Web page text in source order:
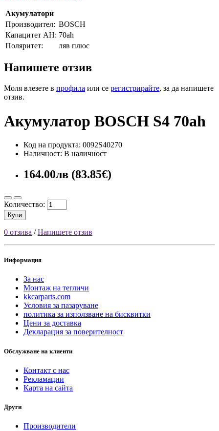
Акумулатори
Производител: BOSCH
Капацитет AH: 70ah
Поляритет:
ляв плюс
Напишете отзив
Моля влезете в профила или се регистрирайте, за да напишете
отзив.
Акумулатор BOSCH S4 70ah
Код на продукта: 0092S40270
Наличност: В наличност
164.00лв (83.85€)
Количество:
Купи
0 отзива /Напишете отзив
Информация
За нас
Монтаж на тегличи
kkcarparts.com
Условия за пазаруване
политика за използване на бисквитки
Цени за доставка
Декларация за поверителност
Обслужване на клиенти
Контакт с нас
Рекламации
Карта на сайта
Други
Производители